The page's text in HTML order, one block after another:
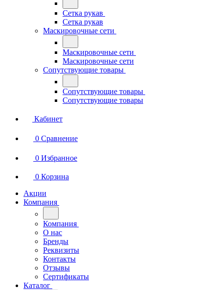
Сетка рукав
Сетка рукав
Маскировочные сети
Маскировочные сети
Маскировочные сети
Сопутствующие товары
Сопутствующие товары
Сопутствующие товары
Кабинет
0 Сравнение
0 Избранное
0 Корзина
Акции
Компания
Компания
О нас
Бренды
Реквизиты
Контакты
Отзывы
Сертификаты
Каталог